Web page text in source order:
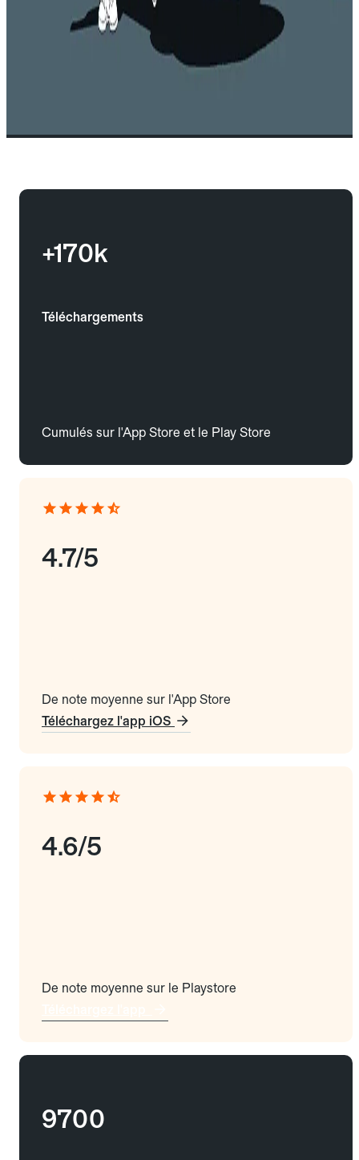
+170k
Téléchargements
Cumulés sur l'App Store et le Play Store
4.7/5
De note moyenne sur l'App Store
Téléchargez l'app iOS
4.6/5
De note moyenne sur le Playstore
9700